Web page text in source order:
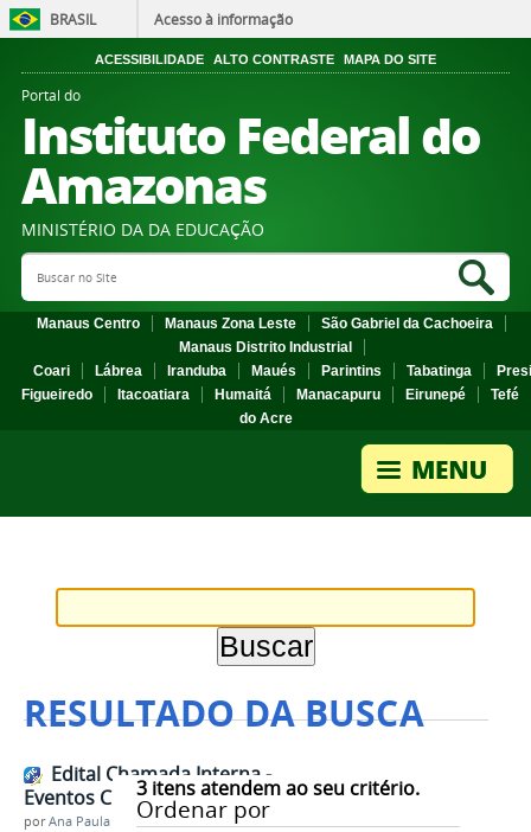
BRASIL Acesso à informação
ACESSIBILIDADE ALTO CONTRASTE MAPA DO SITE
Portal do
Instituto Federal do
Amazonas
MINISTÉRIO DA DA EDUCAÇÃO
Search Site
Manaus Centro Manaus Zona Leste
São Gabriel da Cachoeira
Manaus Distrito Industrial
Coari
Lábrea Iranduba Maués Parintins Tabatinga
Figueiredo
Itacoatiara Humaitá Manacapuru Eirunepé
Tefé
do Acre
RESULTADO DA BUSCA
3itens atendem ao seu critério.
Ordenar por
Edital Chamada Interna -
Eventos Culturais
porAna Paula Batista